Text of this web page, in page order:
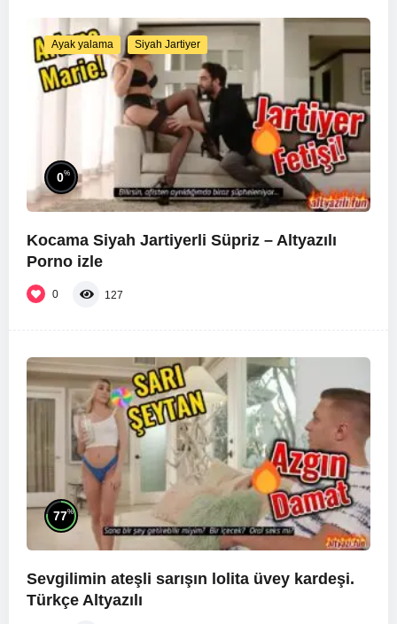
Ayak yalama Siyah Jartiyer
0%
Kocama Siyah Jartiyerli Süpriz – Altyazılı
Porno izle
0 127
77%
Sevgilimin ateşli sarışın lolita üvey kardeşi.
Türkçe Altyazılı